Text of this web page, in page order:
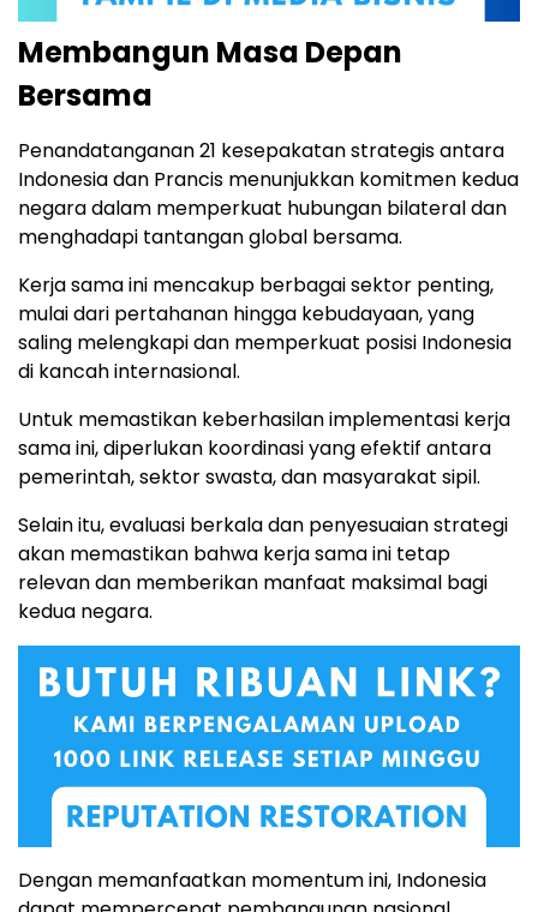
Membangun Masa Depan
Bersama
Penandatanganan 21 kesepakatan strategis antara
Indonesia dan Prancis menunjukkan komitmen kedua
negara dalam memperkuat hubungan bilateral dan
menghadapi tantangan global bersama.
Kerja sama ini mencakup berbagai sektor penting,
mulai dari pertahanan hingga kebudayaan, yang
saling melengkapi dan memperkuat posisi Indonesia
di kancah internasional.
Untuk memastikan keberhasilan implementasi kerja
sama ini, diperlukan koordinasi yang efektif antara
pemerintah, sektor swasta, dan masyarakat sipil.
Selain itu, evaluasi berkala dan penyesuaian strategi
akan memastikan bahwa kerja sama ini tetap
relevan dan memberikan manfaat maksimal bagi
kedua negara.
Dengan memanfaatkan momentum ini, Indonesia